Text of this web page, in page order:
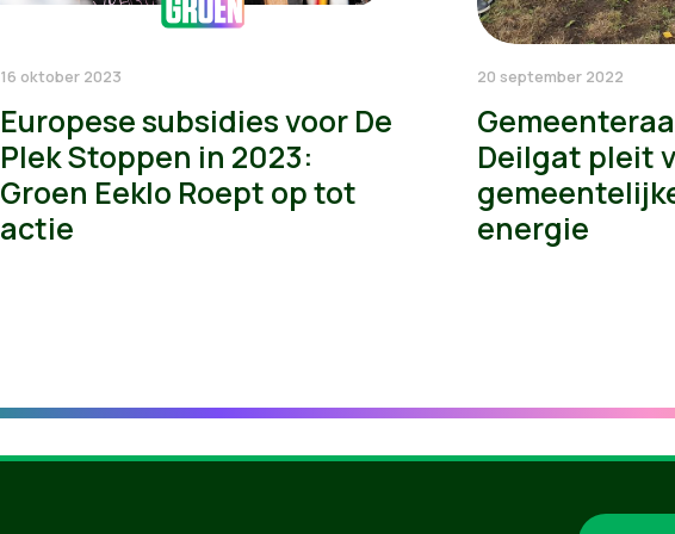
16 oktober 2023
Europese subsidies voor De
Plek Stoppen in 2023:
Groen Eeklo Roept op tot
actie
20 september 2022
Deilgat pleit
energie